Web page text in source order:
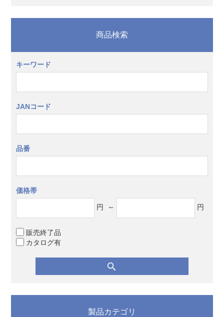
商品検索
キーワード
JANコード
品番
価格帯
円 ～ 円
販売終了品
カタログ有
製品カテゴリ